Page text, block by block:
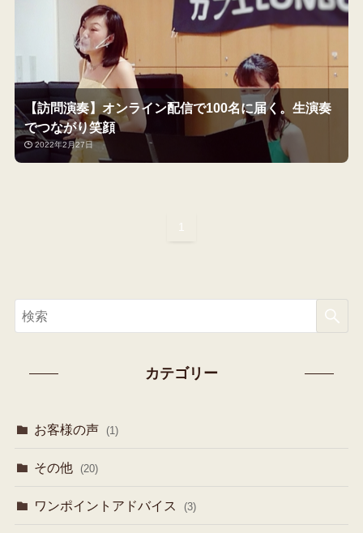
【訪問演奏】オンライン配信で100名に届く。生演奏
でつながり笑顔
2022年2月27日
1
カテゴリー
お客様の声 (1)
その他 (20)
ワンポイントアドバイス (3)